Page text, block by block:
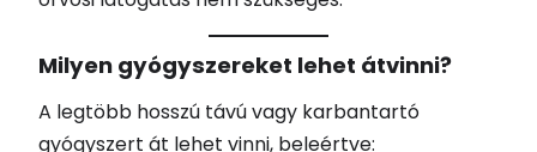
Milyen gyógyszereket lehet átvinni?
A legtöbb hosszú távú vagy karbantartó
gyógyszert át lehet vinni, beleértve: